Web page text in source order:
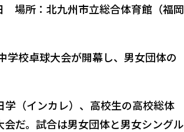
場所：北九州市立総合体育館（福岡
学校卓球大会が開幕し、男女団体の
（インカレ）、高校生の高校総体
会だ。試合は男女団体と男女シングル